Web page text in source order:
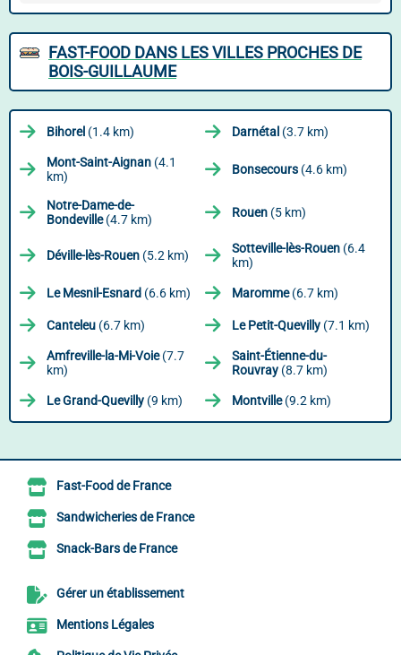
FAST-FOOD DANS LES VILLES PROCHES DE
BOIS-GUILLAUME
Bihorel (1.4 km) Darnétal (3.7 km)
Mont-Saint-Aignan (4.1
km)
Bonsecours (4.6 km)
Notre-Dame-de-
Bondeville(4.7 km) Rouen (5 km)
Déville-lès-Rouen (5.2 km) Sotteville-lès-Rouen (6.4
km)
Le Mesnil-Esnard (6.6 km) Maromme(6.7 km)
Canteleu (6.7 km) Le Petit-Quevilly (7.1 km)
Amfreville-la-Mi-Voie(7.7
km)
Saint-Étienne-du-
Rouvray (8.7 km)
Le Grand-Quevilly (9 km) Montville(9.2 km)
Fast-Food de France
Sandwicheries de France
Snack-Bars de France
Gérer un établissement
Mentions Légales